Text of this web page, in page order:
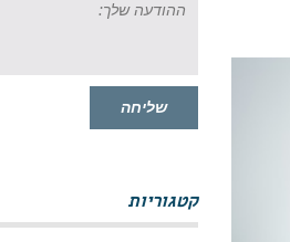
שלך:
שליחה
קטגוריות